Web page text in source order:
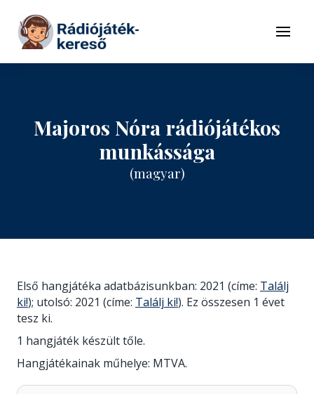
Tovább a tartalomhoz
Menü
Majoros Nóra rádiójátékos
munkássága
(magyar)
Első hangjátéka adatbázisunkban: 2021 (címe: Találj
ki!); utolsó: 2021 (címe: Találj ki!). Ez összesen 1 évet
tesz ki.
1 hangjáték készült tőle.
Hangjátékainak műhelye: MTVA.